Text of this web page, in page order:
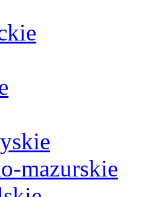
mazurskie